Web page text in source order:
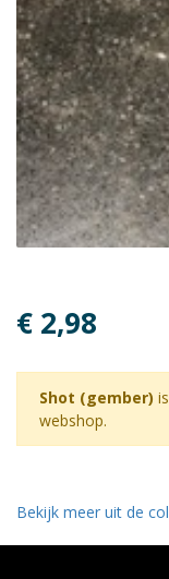
€ 2,98
Shot (gember)
webshop.
Bekijk meer uit de